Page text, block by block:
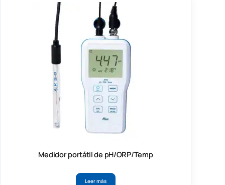
Medidor portátil de pH/ORP/Temp
Leer más